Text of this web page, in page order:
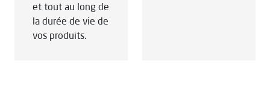
et tout au long de
la durée de vie de
vos produits.